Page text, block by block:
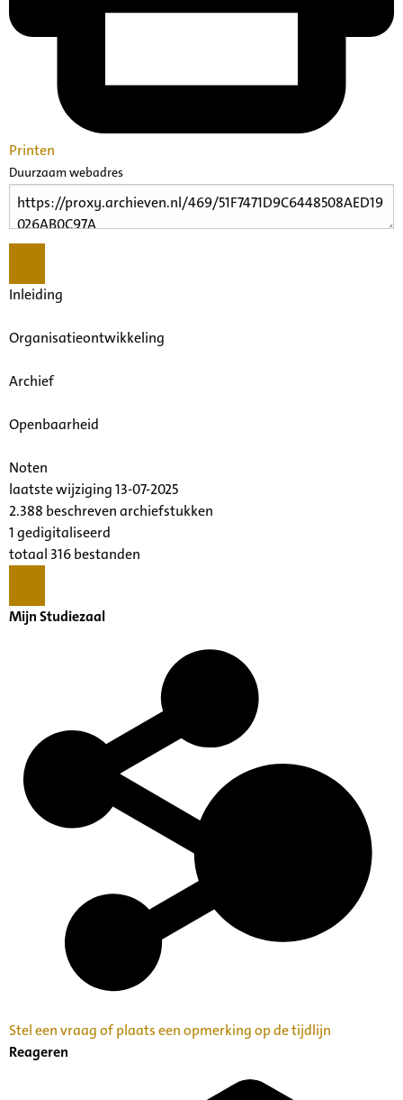
Printen
Duurzaam webadres
Inleiding
Organisatieontwikkeling
Archief
Openbaarheid
Noten
laatste wijziging 13-07-2025
2.388 beschreven archiefstukken
1 gedigitaliseerd
totaal 316 bestanden
Mijn Studiezaal
Stel een vraag of plaats een opmerking op de tijdlijn
Reageren